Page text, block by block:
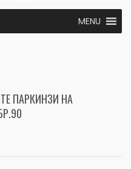
MENU
ПАРКИНЗИ НА